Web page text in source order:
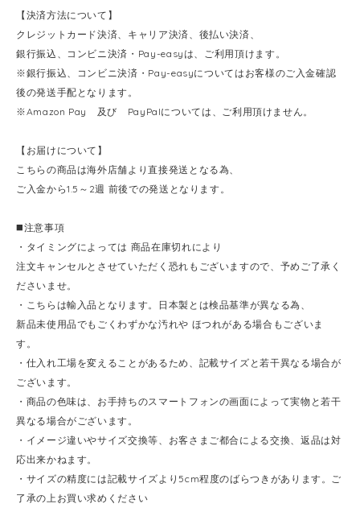
【決済方法について】
クレジットカード決済、キャリア決済、後払い決済、
銀行振込、コンビニ決済・Pay-easyは、ご利用頂けます。
※銀行振込、コンビニ決済・Pay-easyについてはお客様のご入金確認
後の発送手配となります。
※Amazon Pay 及び PayPalについては、ご利用頂けません。
【お届けについて】
こちらの商品は海外店舗より直接発送となる為、
ご入金から1.5～2週 前後での発送となります。
◼️注意事項
・タイミングによっては 商品在庫切れにより
注文キャンセルとさせていただく恐れもございますので、予めご了承く
ださいませ。
・こちらは輸入品となります。日本製とは検品基準が異なる為、
新品未使用品でもごくわずかな汚れや ほつれがある場合もございま
す。
・仕入れ工場を変えることがあるため、記載サイズと若干異なる場合が
ございます。
・商品の色味は、お手持ちのスマートフォンの画面によって実物と若干
異なる場合がございます。
・イメージ違いやサイズ交換等、お客さまご都合による交換、返品は対
応出来かねます。
・サイズの精度には記載サイズより5cm程度のばらつきがあります。ご
了承の上お買い求めください